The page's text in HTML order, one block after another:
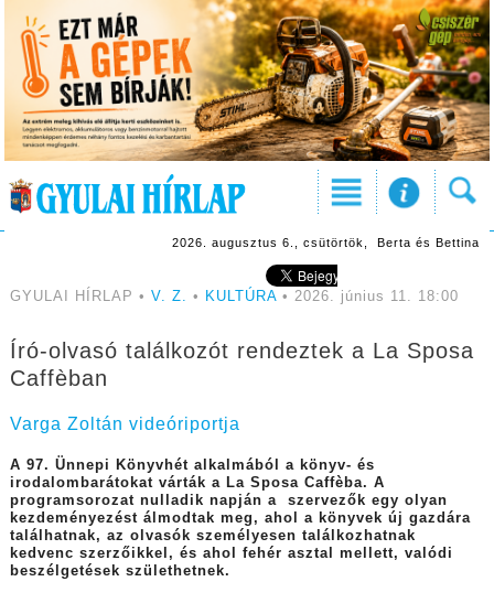
2026. augusztus 6., csütörtök, Berta és Bettina
GYULAI HÍRLAP • V. Z. • KULTÚRA• 2026. június 11. 18:00
Író-olvasó találkozót rendeztek a La Sposa
Caffèban
Varga Zoltán videóriportja
A 97. Ünnepi Könyvhét alkalmából a könyv- és
irodalombarátokat várták a La Sposa Caffèba. A
programsorozat nulladik napján a szervezők egy olyan
kezdeményezést álmodtak meg, ahol a könyvek új gazdára
találhatnak, az olvasók személyesen találkozhatnak
kedvenc szerzőikkel, és ahol fehér asztal mellett, valódi
beszélgetések születhetnek.